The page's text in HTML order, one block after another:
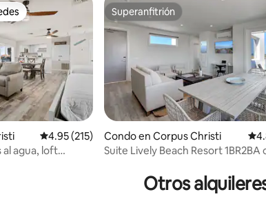
Calificación promedio: 4.95 de 5, 215 reseñas
4.95 (215)
agua, loft
Superanfitrión
Superanfitrión
Condo en Corpus Christi
Suite Lively Beach Resort 1BR2BA
Otros